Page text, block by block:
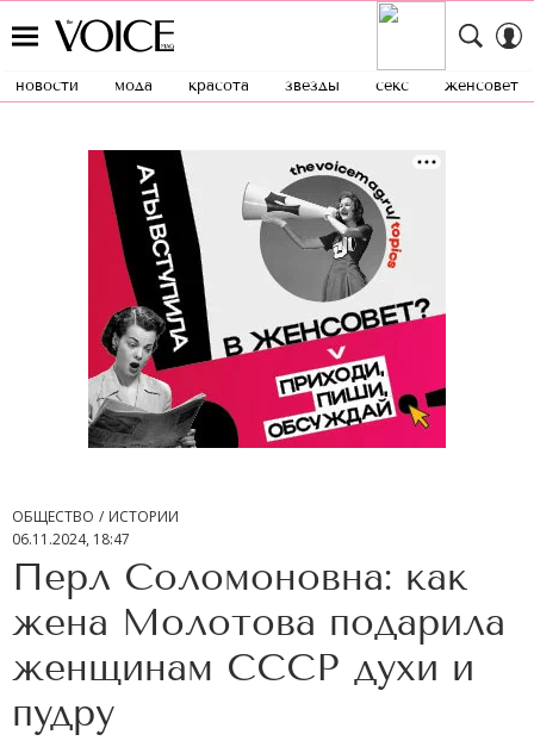
новости мода красота звезды секс женсовет
ОБЩЕСТВО
ИСТОРИИ
06.11.2024, 18:47
Перл Соломоновна: как
жена Молотова подарила
женщинам СССР духи и
пудру